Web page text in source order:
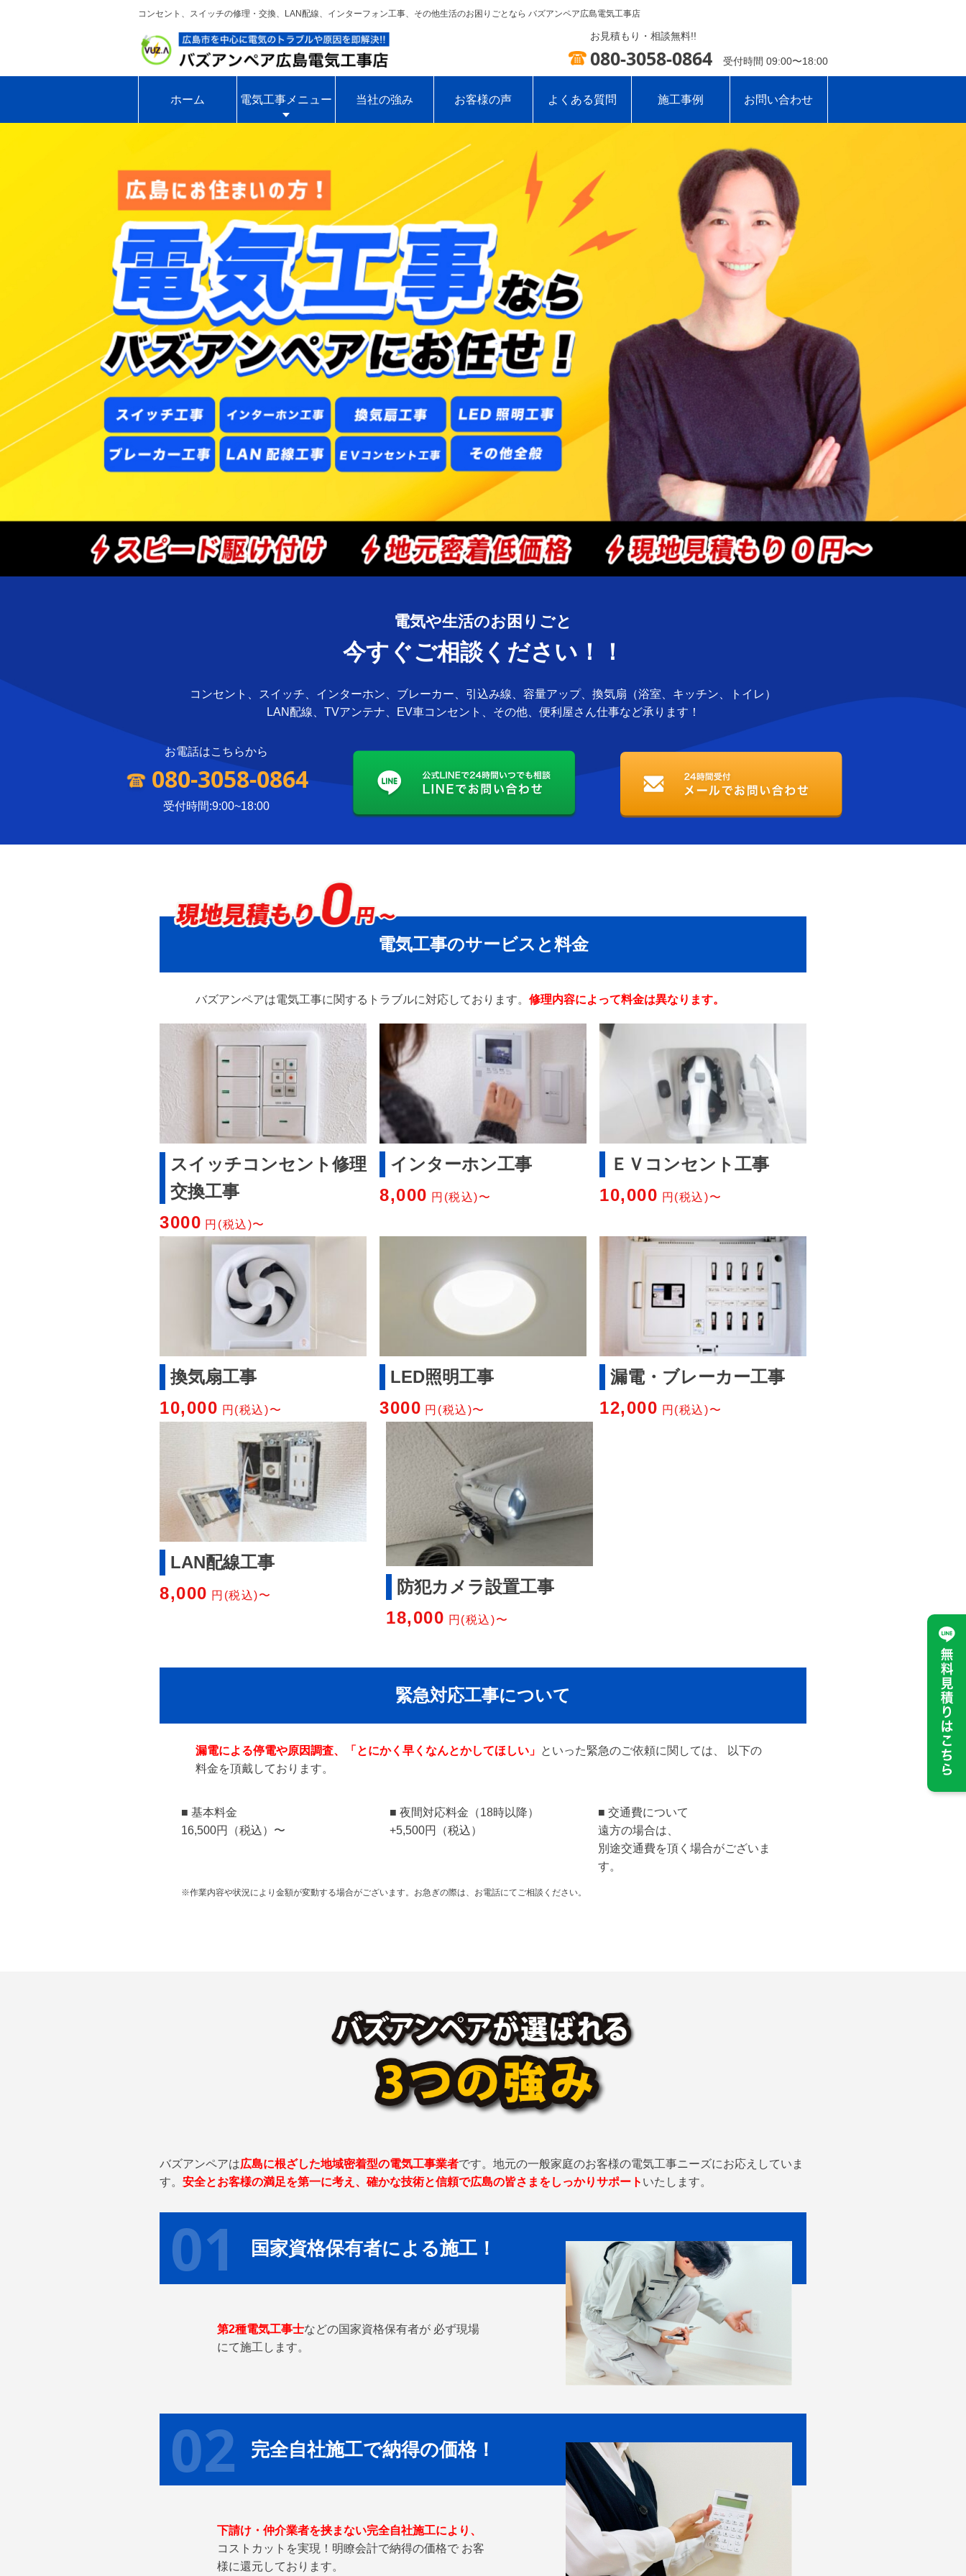
コンセント、スイッチの修理・交換、LAN配線、インターフォン工事、その他生活のお困りごとなら バズアンペア広島電気工事店
お見積もり・相談無料!!
080-3058-0864 受付時間 09:00〜18:00
ホーム 電気工事メニュー 当社の強み お客様の声 よくある質問 施工事例 お問い合わせ
電気や生活のお困りごと
今すぐご相談ください！！
コンセント、スイッチ、インターホン、ブレーカー、引込み線、容量アップ、換気扇（浴室、キッチン、トイレ）
LAN配線、TVアンテナ、EV車コンセント、その他、便利屋さん仕事など承ります！
お電話はこちらから
080-3058-0864
受付時間:9:00~18:00
電気工事のサービスと料金
バズアンペアは電気工事に関するトラブルに対応しております。 修理内容によって料金は異なります。
スイッチコンセント修理
交換工事
3000 円(税込)〜
インターホン工事
8,000 円(税込)〜
ＥＶコンセント工事
10,000 円(税込)〜
換気扇工事
10,000 円(税込)〜
LED照明工事
3000 円(税込)〜
漏電・ブレーカー工事
12,000 円(税込)〜
LAN配線工事
8,000 円(税込)〜
防犯カメラ設置工事
18,000 円(税込)〜
緊急対応工事について
漏電による停電や原因調査、「とにかく早くなんとかしてほしい」 といった緊急のご依頼に関しては、 以下の
料金を頂戴しております。
■ 基本料金
16,500円（税込）〜
■ 夜間対応料金（18時以降）
+5,500円（税込）
■ 交通費について
遠方の場合は、
別途交通費を頂く場合がございま
す。
※作業内容や状況により金額が変動する場合がございます。お急ぎの際は、お電話にてご相談ください。
バズアンペアは広島に根ざした地域密着型の電気工事業者です。地元の一般家庭のお客様の電気工事ニーズにお応えしていま
す。 安全とお客様の満足を第一に考え、確かな技術と信頼で広島の皆さまをしっかりサポート いたします。
01 国家資格保有者による施工！
第2種電気⼯事士などの国家資格保有者が 必ず現場
にて施⼯します。
02 完全自社施工で納得の価格！
下請け・仲介業者を挟まない完全自社施工により、
コストカットを実現！明瞭会計で納得の価格で お客
様に還元しております。